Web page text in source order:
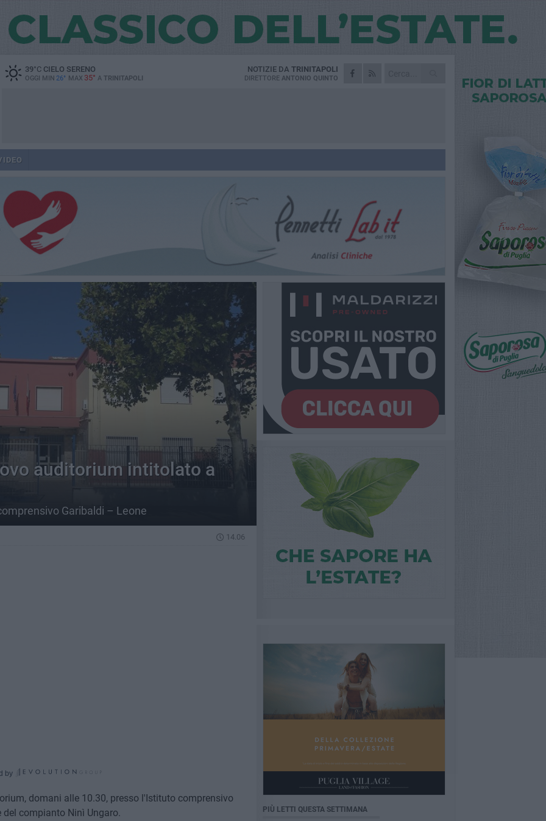
39°CCIELO SERENO
OGGI MIN 26° MAX 35° A TRINITAPOLI
NOTIZIE DA TRINITAPOLI
DIRETTORE ANTONIO QUINTO
auditorium intitolato a
Garibaldi – Leone
14.06
by
domani alle 10.30, presso l'Istituto comprensivo
compianto Ninì Ungaro.
PIÙ LETTI QUESTA SETTIMANA